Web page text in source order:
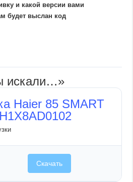
и какой версии вами
будет выслан код
искали…»
Haier 85 SMART
Скачать